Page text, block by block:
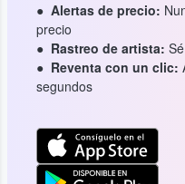
Alertas de precio:
precio
Rastreo de artista:
Reventa con un clic:
segundos